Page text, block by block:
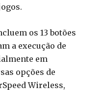
os 13 botões
a execução de
em
opções de
Wireless,